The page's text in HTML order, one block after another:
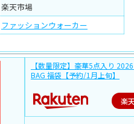
楽天市場
ファッションウォーカー
【数量限定】豪華5点入り
BAG 福袋【予約/1月上旬】
楽